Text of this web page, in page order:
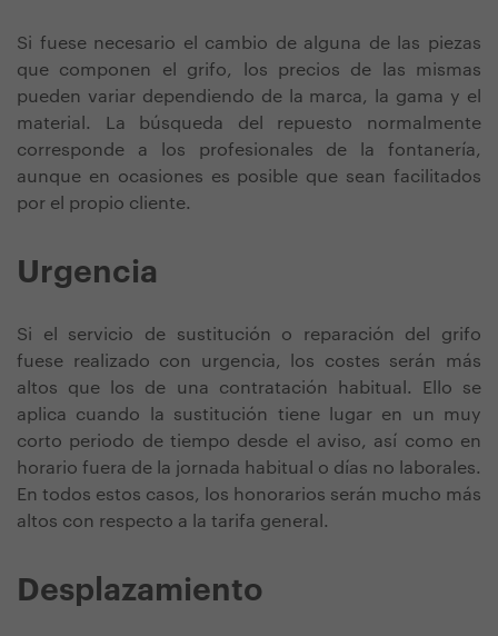
Si fuese necesario el cambio de alguna de las piezas
que componen el grifo, los precios de las mismas
pueden variar dependiendo de la marca, la gama y el
material. La búsqueda del repuesto normalmente
corresponde a los profesionales de la fontanería,
aunque en ocasiones es posible que sean facilitados
por el propio cliente.
Urgencia
Si el servicio de sustitución o reparación del grifo
fuese realizado con urgencia, los costes serán más
altos que los de una contratación habitual. Ello se
aplica cuando la sustitución tiene lugar en un muy
corto periodo de tiempo desde el aviso, así como en
horario fuera de la jornada habitual o días no laborales.
En todos estos casos, los honorarios serán mucho más
altos con respecto a la tarifa general.
Desplazamiento